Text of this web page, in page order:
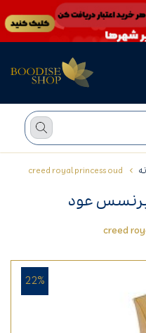
creed royal princess oud
پرنسس عود
creed
22%